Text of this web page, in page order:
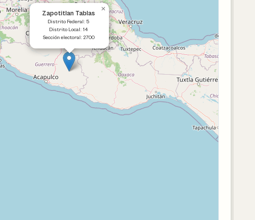
Zapotitlan Tablas
Distrito Federal: 5
Distrito Local: 14
Sección electoral: 2700
×